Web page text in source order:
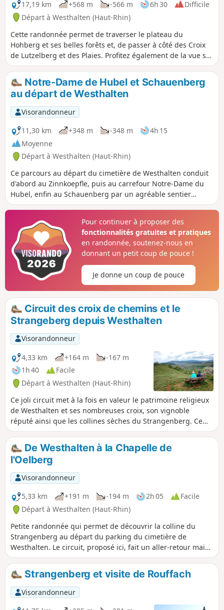
17,19 km +568 m -566 m 6h 30
Difficile
Départ à Westhalten (Haut-Rhin)
Cette randonnée permet de traverser le plateau du
Hohberg et ses belles forêts et, de passer à côté des Croix
de Lutzelberg et des Plaies. Profitez également de la vue sur
la plaine avant Notre-Dame du Hubel et de la beauté de la
forêt dans le plateau du Hohberg.
Notre-Dame de Hubel et Schauenberg
au départ de Westhalten
Visorandonneur
11,30 km
+348 m -348 m
4h 15
Moyenne
Départ à Westhalten (Haut-Rhin)
Ce parcours au départ du cimetière de Westhalten conduit
d'abord au Zinnkoepfle, puis au carrefour Notre-Dame du
Hubel, enfin au Schauenberg par un agréable sentier
forestier. On pourra revenir par le même chemin, ou opter
Pour continuer à proposer des
fonctionnalités gratuites et pratiques
en randonnée, soutenez-nous en
donnant un petit coup de pouce !
Je donne un coup de pouce
Circuit des croix de chemins et le
Strangeberg depuis Westhalten
Visorandonneur
4,33 km
+164 m
-167 m
1h 40
Facile
Départ à Westhalten (Haut-Rhin)
Ce joli circuit met à la fois en valeur le patrimoine religieux
de Westhalten et ses nombreuses croix, son vignoble
réputé ainsi que les collines sèches du Strangenberg. Ce
dernier est un espace naturel remarquable qui accueille
notamment plusieurs types d’orchidées, des géraniums
sanguins, des tulipes sauvages et muscaris, ainsi que, pour
la faune, des huppes fasciés, des lézards verts et des
vipères. De nombreuses vues et panoramas sur le village, le
massif du Grand et du Petit Ballon, la plaine d'Alsace et la
Forêt-Noire s'offrent au regard des promeneurs. Important :
le parcours s'effectue essentiellement à découvert, n'oubliez
donc pas chapeau, casquette et de quoi s'hydrater !
De Westhalten à la Chapelle de
l'Oelberg
Visorandonneur
5,33 km
+191 m -194 m 2h 05
Facile
Départ à Westhalten (Haut-Rhin)
Petite randonnée qui permet de découvrir la colline du
Strangenberg au départ du parking du cimetière de
Westhalten. Le circuit, proposé ici, fait un aller-retour mais
on trouvera aisément des variantes pour le retour, en
particulier au sommet de la colline.
Strangenberg et visite de Rouffach
Visorandonneur